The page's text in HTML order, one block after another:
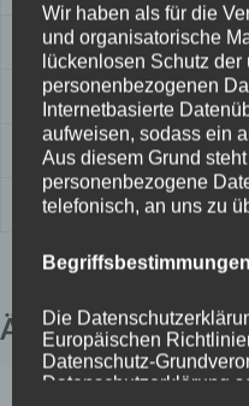
Mittellochbohrung
Nabenbohrung
PCD
Traglast
Ähnliche Produkte
Wir haben als für die
und organisatorische
lückenlosen Schutz
personenbezogenen
Internetbasierte
aufweisen, sodass ein
Aus diesem Grund
personenbezogene
telefonisch, an uns zu
Begriffsbestimmungen
Die
Europäischen
Datenschutz-
Datenschutzerklärung